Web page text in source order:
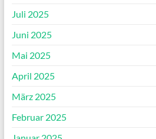
Juli 2025
Juni 2025
Mai 2025
April 2025
März 2025
Februar 2025